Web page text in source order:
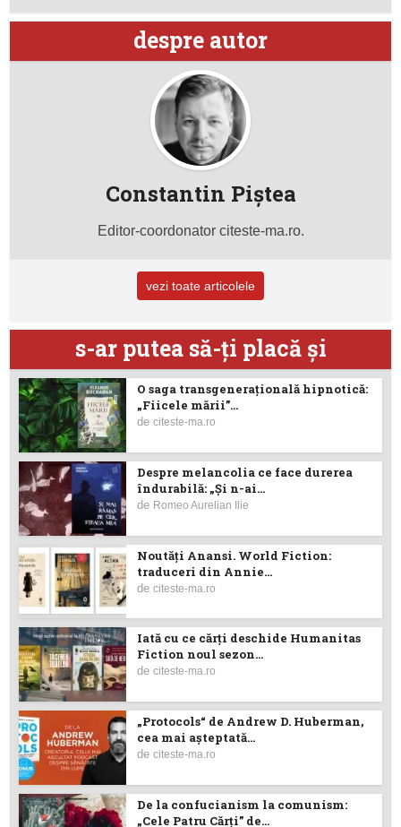
despre autor
Constantin Piştea
Editor-coordonator citeste-ma.ro.
vezi toate articolele
s-ar putea să-ţi placă şi
O saga transgenerațională hipnotică:
„Fiicele mării”...
deciteste-ma.ro
Despre melancolia ce face durerea
îndurabilă: „Și n-ai...
de Romeo Aurelian Ilie
Noutăţi Anansi. World Fiction:
traduceri din Annie...
deciteste-ma.ro
Iată cu ce cărţi deschide Humanitas
Fiction noul sezon...
deciteste-ma.ro
„Protocols“ de Andrew D. Huberman,
cea mai așteptată...
deciteste-ma.ro
De la confucianism la comunism:
„Cele Patru Cărți” de...